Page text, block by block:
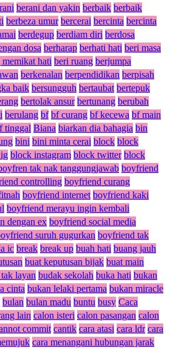
berani dan yakin berbaik berbaik
berbeza umur bercerai bercinta bercinta
berdegup berdiam diri berdosa
dosa berharap berhati hati beri masa
hati beri ruang berjumpa
berkenalan berpendidikan berpisah
baik bersungguh bertaubat bertepuk
bertolak ansur bertunang berubah
berulang bf bf curang bf kecewa bf main
tinggal Biana biarkan dia bahagia bin
bini bini minta cerai block block
block instagram block twitter block
tak nak tanggungjawab boyfriend
controlling boyfriend curang
boyfriend internet boyfriend kaki
boyfriend merayu ingin kembali
dengan ex boyfriend social media
suruh gugurkan boyfriend tak
ic break break up buah hati buang jauh
buat keputusan bijak buat main
layan budak sekolah buka hati bukan
cinta bukan lelaki pertama bukan miracle
bulan bulan madu buntu busy Caca
lain calon isteri calon pasangan calon
commit cantik cara atasi cara ldr cara
cara menangani hubungan jarak